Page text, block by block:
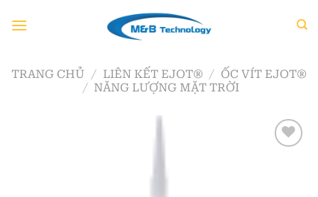
đến
TRANG CHỦ / LIÊN KẾT EJOT® / ỐC VÍT EJOT®
/ NĂNG LƯỢNG MẶT TRỜI